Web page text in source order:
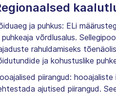
ja puhkus: ELi
puhkeaja võrdlusalus.
rahuldamiseks
ja kohustuslike
piirangud:
ajutised piirangud.